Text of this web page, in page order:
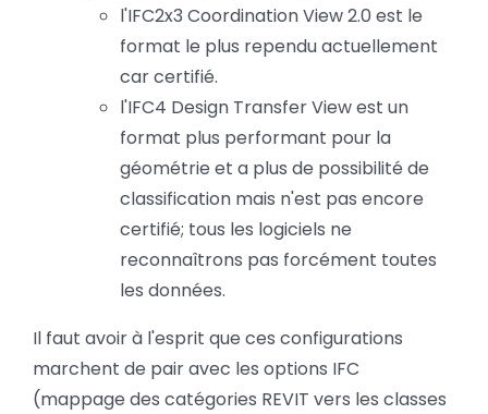
l'IFC2x3 Coordination View 2.0 est le
format le plus rependu actuellement
car certifié.
l'IFC4 Design Transfer View est un
format plus performant pour la
géométrie et a plus de possibilité de
classification mais n'est pas encore
certifié; tous les logiciels ne
reconnaîtrons pas forcément toutes
les données.
Il faut avoir à l'esprit que ces configurations
marchent de pair avec les options IFC
(mappage des catégories REVIT vers les classes